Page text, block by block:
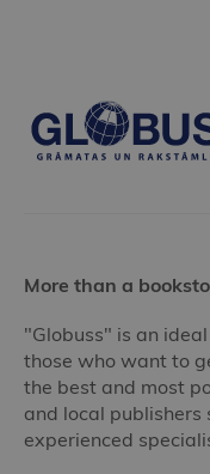
More than a
"Globuss" is an
those who want to
the best and most
and local publishers
experienced